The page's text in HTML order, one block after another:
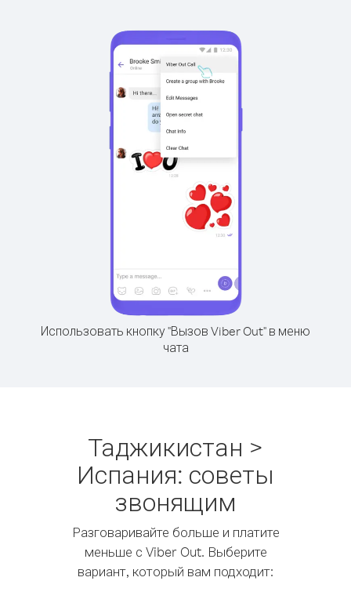
Использовать кнопку "Вызов Viber Out" в меню
чата
Таджикистан >
Испания: советы
звонящим
Разговаривайте больше и платите
меньше с Viber Out. Выберите
вариант, который вам подходит: